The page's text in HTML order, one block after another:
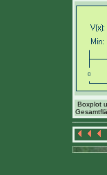
Boxplot